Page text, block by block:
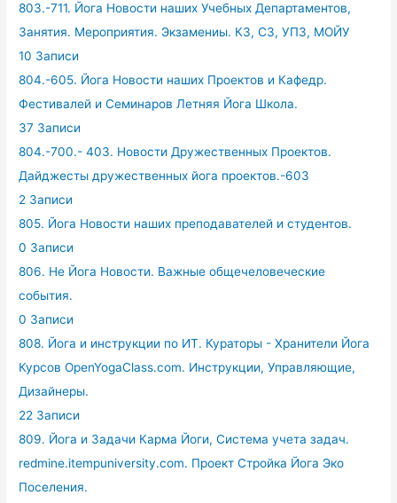
803.-711. Йога Новости наших Учебных Департаментов,
Занятия. Мероприятия. Экзамениы. КЗ, СЗ, УПЗ, МОЙУ
10 Записи
804.-605. Йога Новости наших Проектов и Кафедр.
Фестивалей и Семинаров Летняя Йога Школа.
37 Записи
804.-700.- 403. Новости Дружественных Проектов.
Дайджесты дружественных йога проектов.-603
2 Записи
805. Йога Новости наших преподавателей и студентов.
0 Записи
806. Не Йога Новости. Важные общечеловеческие
события.
0 Записи
808. Йога и инструкции по ИТ. Кураторы - Хранители Йога
Курсов OpenYogaClass.com. Инструкции, Управляющие,
Дизайнеры.
22 Записи
809. Йога и Задачи Карма Йоги, Система учета задач.
redmine.itempuniversity.com. Проект Стройка Йога Эко
Поселения.